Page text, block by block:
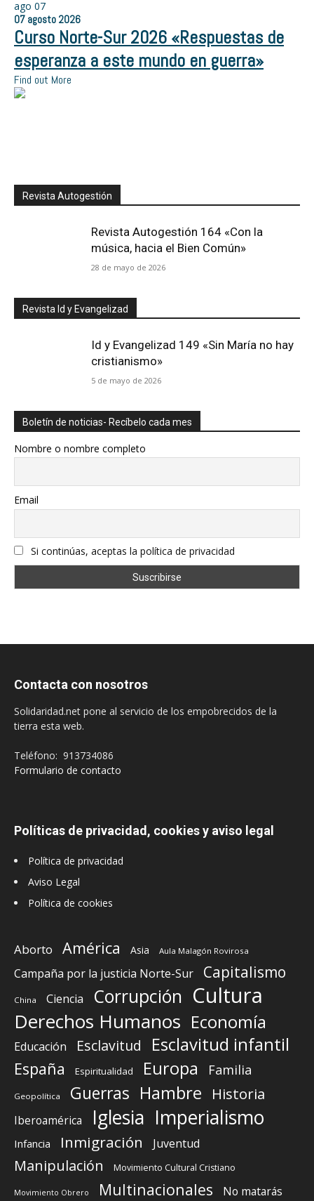
ago 07
07 agosto 2026
Curso Norte-Sur 2026 «Respuestas de
esperanza a este mundo en guerra»
Find out More
Revista Autogestión
Revista Autogestión 164 «Con la
música, hacia el Bien Común»
28 de mayo de 2026
Revista Id y Evangelizad
Id y Evangelizad 149 «Sin María no hay
cristianismo»
5 de mayo de 2026
Boletín de noticias- Recíbelo cada mes
Nombre o nombre completo
Email
Si continúas, aceptas la política de privacidad
Contacta con nosotros
Solidaridad.net pone al servicio de los empobrecidos de la
tierra esta web.
Teléfono: 913734086
Formulario de contacto
Políticas de privacidad, cookies y aviso legal
Política de privacidad
Aviso Legal
Política de cookies
Aborto América Asia Aula Malagón Rovirosa
Campaña por la justicia Norte-Sur Capitalismo
China Ciencia Corrupción Cultura
Derechos Humanos Economía
Educación Esclavitud Esclavitud infantil
España Espiritualidad Europa Familia
Geopolítica Guerras Hambre Historia
Iberoamérica Iglesia Imperialismo
Infancia Inmigración Juventud
Manipulación Movimiento Cultural Cristiano
Movimiento Obrero Multinacionales No matarás